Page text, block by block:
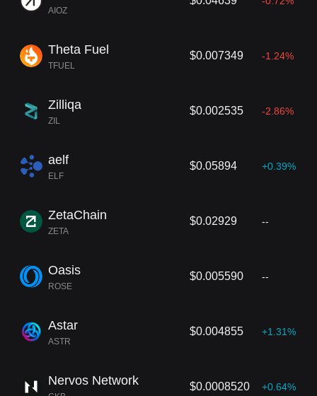
AIOZ
Theta Fuel
TFUEL
$0.007349 -1.24%
Zilliqa
ZIL
$0.002535 -2.86%
aelf
ELF
$0.05894 +0.39%
ZetaChain
ZETA
$0.02929 --
Oasis
ROSE
$0.005590 --
Astar
ASTR
$0.004855 +1.31%
Nervos Network $0.0008520 +0.64%